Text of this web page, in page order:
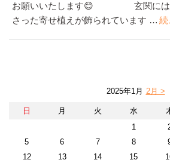
お願いいたします😊 玄関には
さった寄せ植えが飾られています … 続
2025年1月 2月 >
日 月 火 水
1
5
6 7 8
12
13 14 15